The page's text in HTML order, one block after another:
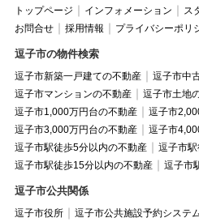
トップページ インフォメーション ス
お問合せ
採用情報 プライバシーポリ
逗子市の物件検索
逗子市新築一戸建ての不動産
逗子市中
逗子市マンションの不動産
逗子市土地
逗子市1,000万円台の不動産
逗子市
逗子市3,000万円台の不動産
逗子市
逗子市駅徒歩5分以内の不動産
逗子市
逗子市駅徒歩15分以内の不動産
逗子市
逗子市公共関係
逗子市役所 逗子市公共施設予約システ